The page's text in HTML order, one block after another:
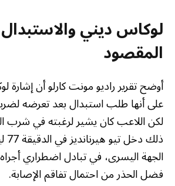
لوكاس ديني
المقصود
أوضح تقرير راديو مونت كارلو أن
على أنها طلب استبدال بعد تعرضه
لكن اللاعب كان يشير لرغبته في شرب
الجهة اليسرى، في تبادل اضطراري
فضل الحذر من احتمال تفاقم الإصابة.